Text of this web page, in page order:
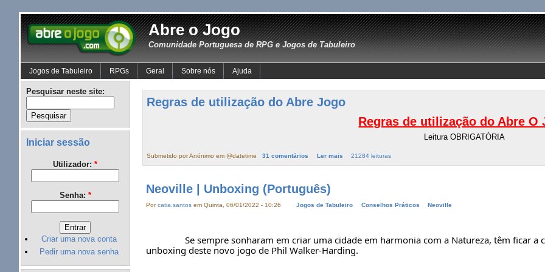
Abre o Jogo
Comunidade Portuguesa de RPG e Jogos de Tabuleiro
Jogos de Tabuleiro RPGs Geral Sobre nós Ajuda
Pesquisar neste site:
Iniciar sessão
Utilizador:*
Senha: *
Criar uma nova conta
Pedir uma nova senha
Regras de utilização do Abre Jogo
Regras de utilização do Abre O
Leitura OBRIGATÓRIA
Submetido por Anónimo em @datetime 31 comentários Ler mais 21284 leituras
Neoville | Unboxing (Português)
Porcatia.santos em Quinta, 06/01/2022 - 10:26 Jogos de Tabuleiro Conselhos Práticos Neoville
		Se sempre sonharam em criar uma cidade em harmonia com a Natureza, têm ficar a conhecer o Neoville. No vídeo desta semana podem ver o
unboxing deste novo jogo de Phil Walker-Harding.